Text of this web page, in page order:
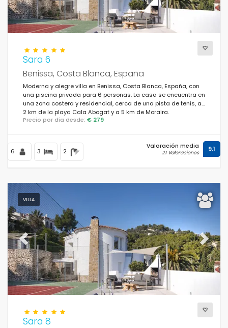
Sara 6
Benissa, Costa Blanca, España
Moderna y alegre villa en Benissa, Costa Blanca, España, con
una piscina privada para 6 personas. La casa se encuentra en
una zona costera y residencial, cerca de una pista de tenis, a
2 km de la playa Cala Abogat y a 5 km de Moraira.
Precio por día desde: € 279
6 3 2
Valoración media
21 Valoraciones 9,1
VILLA
Previous Next
Sara 8